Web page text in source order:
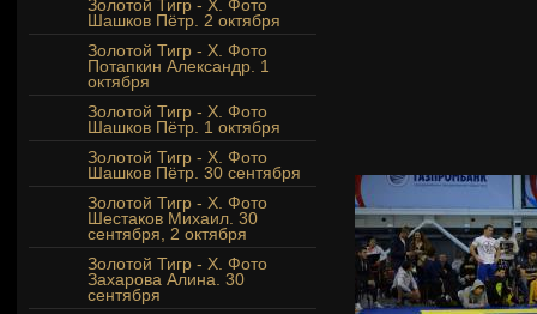
Золотой Тигр - Х. Фото
Шашков Пётр. 2 октября
Золотой Тигр - Х. Фото
Потапкин Александр. 1
октября
Золотой Тигр - Х. Фото
Шашков Пётр. 1 октября
Золотой Тигр - Х. Фото
Шашков Пётр. 30 сентября
Золотой Тигр - Х. Фото
Шестаков Михаил. 30
сентября, 2 октября
Золотой Тигр - X. Фото
Захарова Алина. 30
сентября